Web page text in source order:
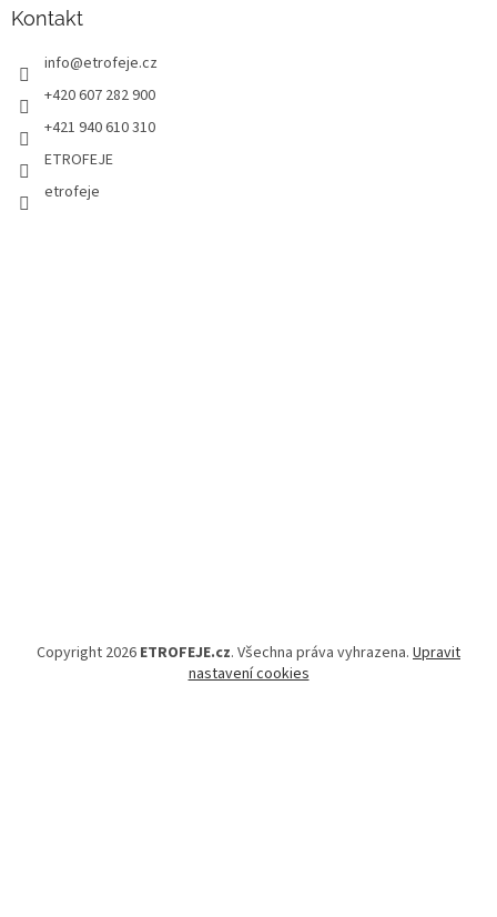
Kontakt
info@etrofeje.cz
+420 607 282 900
+421 940 610 310
ETROFEJE
etrofeje
Copyright 2026 ETROFEJE.cz. Všechna práva vyhrazena. Upravit
nastavení cookies